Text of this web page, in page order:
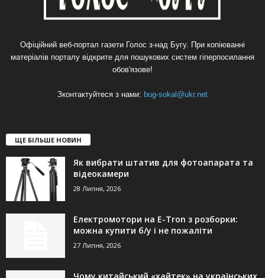
Офіційний веб-портал газети Голос з-над Бугу. При копіюванні
матеріалів порталу відкрите для пошукових систем гіперпосилання
обов'язове!
Зконтактуйтеся з нами: bug-sokal@ukr.net
ЩЕ БІЛЬШЕ НОВИН
Як вибрати штатив для фотоапарата та
відеокамери
28 Липня, 2026
Електромотори на E-Tron з розборки:
можна купити б/у і не пожаліти
27 Липня, 2026